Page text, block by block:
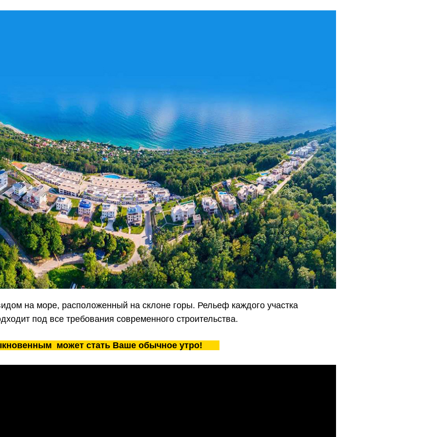
на море, расположенный на склоне горы. Рельеф каждого участка
под все требования современного строительства.
может стать Ваше обычное утро!